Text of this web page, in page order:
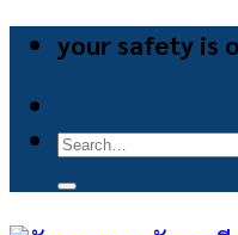
Skip
content
your safety is
Search